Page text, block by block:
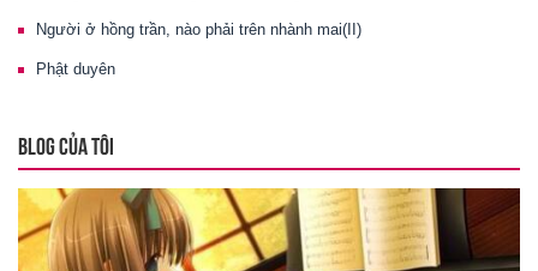
Người ở hồng trần, nào phải trên nhành mai(II)
Phật duyên
BLOG CỦA TÔI